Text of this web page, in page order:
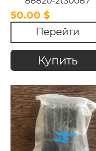
888202t30087 Kia
Optima 2010-2015
50.00 $
Перейти
Купить